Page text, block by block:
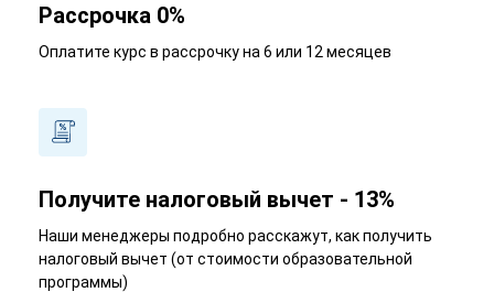
Рассрочка 0%
Оплатите курс в рассрочку на 6 или 12 месяцев
Получите налоговый вычет - 13%
Наши менеджеры подробно расскажут, как получить
налоговый вычет (от стоимости образовательной
программы)